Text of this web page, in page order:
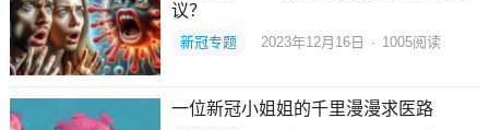
议？
新冠专题 2023年12月16日 · 1005阅读
一位新冠小姐姐的千里漫漫求医路